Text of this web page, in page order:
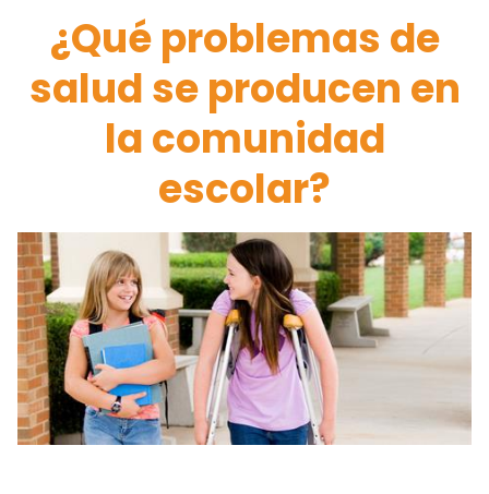
¿Qué problemas de
salud se producen en
la comunidad
escolar?